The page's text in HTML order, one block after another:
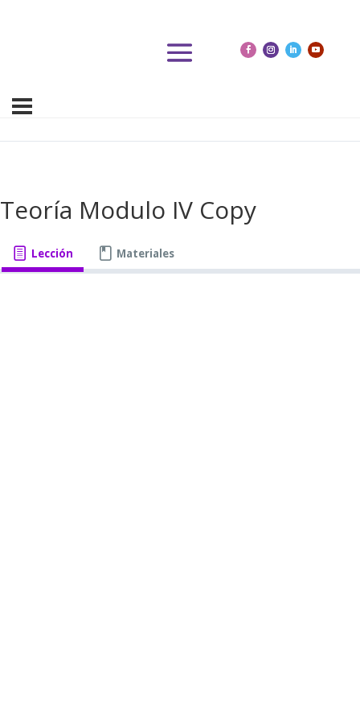
Teoría Modulo IV Copy
Lección Materiales